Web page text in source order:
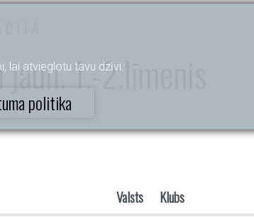
lai atvieglotu tavu dzīvi.
politika
1.-2.līmenis
Valsts Klubs